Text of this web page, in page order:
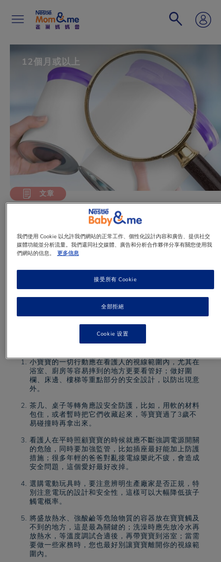
Search
12個月或以上
文章
健康及安全地成長
​所有的爸爸媽媽都不希望寶寶在成長過程中有任
何閃失，而事實是，即使足夠小心，也難免有疏
起掃除身邊不容易看到的隱患？
小寶寶的一切行動應在看護人的視線範圍內，尤其在
浴室、廚房等容易摔到的地方更要看管好；做好圍
欄、床邊、樓梯等重點部分的安全設計，以防出現意
外。
茶几、桌子等轉角應設安全防護，比如，用軟的材料
包住，或者暫時把它們收藏起來，等寶寶過了3歲不
易碰撞時再拿出來。
看護人在平時照顧寶寶的時候就應不斷強調電源開關
的危險，同時要加強監管，比如插座最好能加上防護
措施；很多年輕的爸爸對亂接電線樂此不疲，會造成
安全問題，這個愛好最好改掉。
選購電動玩具時，要注意辨明生產廠家是否正規，特
別注意電玩的設計和安全性，這樣可以大幅降低孩子
觸電概率。
將盛放熱水、強酸鹼等危險物質的容器放在寶寶觸及
不到的地方，這是最為關鍵的；洗澡時應先放冷水再
放熱水，等溫度調試合適後，再帶寶寶到浴室；當需
要做一些家務時，您也最好別讓寶寶離開你的視線範
圍內。
我們使用 Cookie 以允許我們網站的正常工作、個性化設計內容和廣告、提供社交
媒體功能並分析流量。我們還同社交媒體、廣告和分析合作夥伴分享有關您使用我
們網站的信息。
更多信息
全部拒絕
接受所有 Cookie
Cookie 设置